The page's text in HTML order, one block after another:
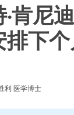
症
病
因
的
那
间
肯尼
排下
利 医学博士